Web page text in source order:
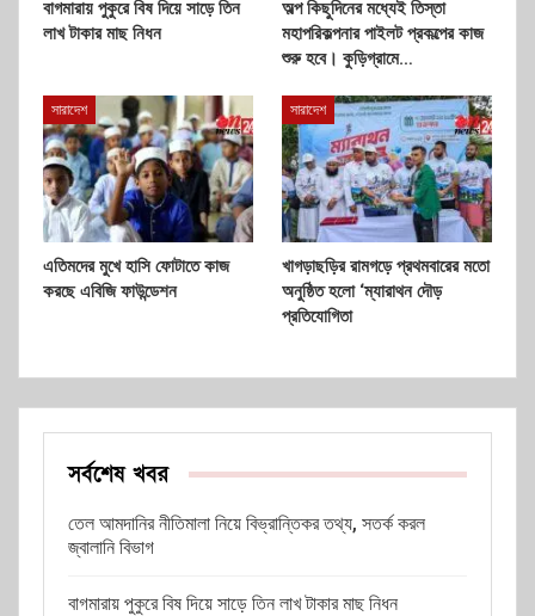
বাগমারায় পুকুরে বিষ দিয়ে সাড়ে তিন
লাখ টাকার মাছ নিধন
অল্প কিছুদিনের মধ্যেই তিস্তা
মহাপরিকল্পনার পাইলট প্রকল্পের কাজ
শুরু হবে। কুড়িগ্রামে…
সারাদেশ
এতিমদের মুখে হাসি ফোটাতে কাজ
করছে এবিজি ফাউন্ডেশন
সারাদেশ
খাগড়াছড়ির রামগড়ে প্রথমবারের মতো
অনুষ্ঠিত হলো ‘ম্যারাথন দৌড়
প্রতিযোগিতা
সর্বশেষ খবর
তেল আমদানির নীতিমালা নিয়ে বিভ্রান্তিকর তথ্য, সতর্ক করল
জ্বালানি বিভাগ
বাগমারায় পুকুরে বিষ দিয়ে সাড়ে তিন লাখ টাকার মাছ নিধন